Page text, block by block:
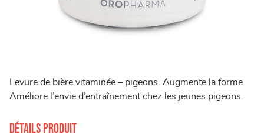
Levure de bière vitaminée – pigeons. Augmente la forme.
Améliore l’envie d’entraînement chez les jeunes pigeons.
Détails produit